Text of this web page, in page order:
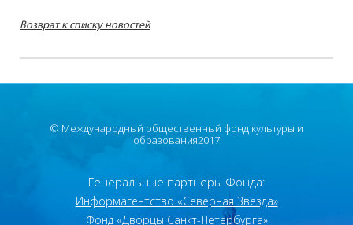
Возврат к списку новостей
© Международный общественный фонд культуры и
образования2017
Генеральные партнеры Фонда:
Информагентство «Северная Звезда»
Фонд «Дворцы Санкт-Петербурга»